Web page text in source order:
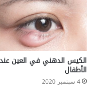
ف
ا
ن
ز
ل
الكيس الدهني في العين عند
الأطفال
4 سبتمبر 2020